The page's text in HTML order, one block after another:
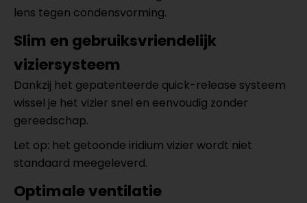
lens tegen condensvorming.
Slim en gebruiksvriendelijk
viziersysteem
Dankzij het gepatenteerde quick-release systeem
wissel je het vizier snel en eenvoudig zonder
gereedschap.
Let op: het getoonde iridium vizier wordt niet
standaard meegeleverd.
Optimale ventilatie